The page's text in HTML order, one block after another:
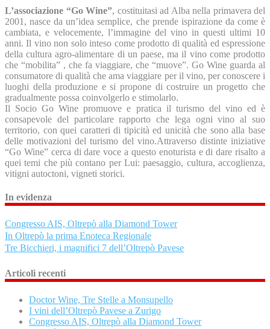
L’associazione “Go Wine”, costituitasi ad Alba nella primavera del
2001, nasce da un’idea semplice, che prende ispirazione da come è
cambiata, e velocemente, l’immagine del vino in questi ultimi 10
anni. Il vino non solo inteso come prodotto di qualità ed espressione
della cultura agro-alimentare di un paese, ma il vino come prodotto
che “mobilita” , che fa viaggiare, che “muove”. Go Wine guarda al
consumatore di qualità che ama viaggiare per il vino, per conoscere i
luoghi della produzione e si propone di costruire un progetto che
gradualmente possa coinvolgerlo e stimolarlo.
Il Socio Go Wine promuove e pratica il turismo del vino ed è
consapevole del particolare rapporto che lega ogni vino al suo
territorio, con quei caratteri di tipicità ed unicità che sono alla base
delle motivazioni del turismo del vino.Attraverso distinte iniziative
“Go Wine” cerca di dare voce a questo enoturista e di dare risalto a
quei temi che più contano per Lui: paesaggio, cultura, accoglienza,
vitigni autoctoni, vigneti storici.
In evidenza
Congresso AIS, Oltrepò alla Diamond Tower
In Oltrepò la prima Enoteca Regionale
Tre Bicchieri, i magnifici 7 dell’Oltrepò Pavese
Articoli recenti
Doctor Wine, Tre Stelle a Monsupello
I vini dell’Oltrepò Pavese a Zurigo
Congresso AIS, Oltrepò alla Diamond Tower